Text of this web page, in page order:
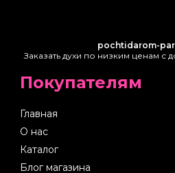
pochtidarom-
Заказать духи по низким ценам с
Покупателям
Главная
О нас
Каталог
Блог магазина